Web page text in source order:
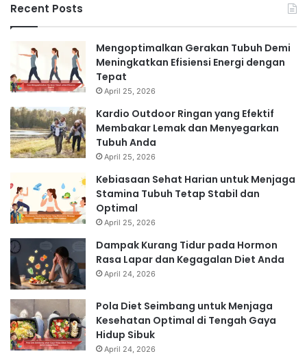
Recent Posts
Mengoptimalkan Gerakan Tubuh Demi
Meningkatkan Efisiensi Energi dengan
Tepat
April 25, 2026
Kardio Outdoor Ringan yang Efektif
Membakar Lemak dan Menyegarkan
Tubuh Anda
April 25, 2026
Kebiasaan Sehat Harian untuk Menjaga
Stamina Tubuh Tetap Stabil dan
Optimal
April 25, 2026
Dampak Kurang Tidur pada Hormon
Rasa Lapar dan Kegagalan Diet Anda
April 24, 2026
Pola Diet Seimbang untuk Menjaga
Kesehatan Optimal di Tengah Gaya
Hidup Sibuk
April 24, 2026